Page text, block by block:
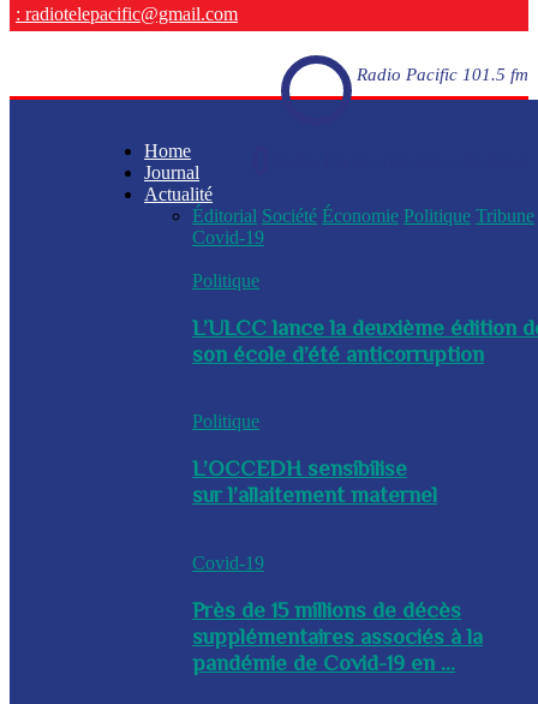
: radiotelepacific@gmail.com
Radio Pacific 101.5 fm
Home
Journal
Actualité
Éditorial Société Économie Politique Tribune
Covid-19
Politique
L’ULCC lance la deuxième édition
son école d’été anticorruption
Politique
L’OCCEDH sensibilise
sur l’allaitement maternel
Covid-19
Près de 15 millions de décès
supplémentaires associés à la
pandémie de Covid-19 en ...